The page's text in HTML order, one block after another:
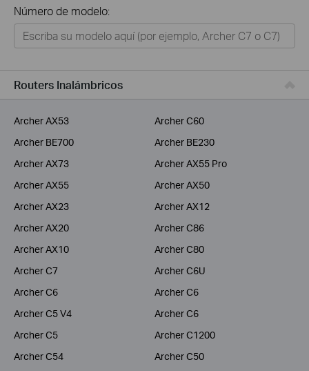
Hogar
Tapo
Negocios
ISPs
Número de modelo:
Routers Inalámbricos
Archer AX53
Archer C60
Archer BE700
Archer BE230
Archer AX73
Archer AX55 Pro
Archer AX55
Archer AX50
Archer AX23
Archer AX12
Archer AX20
Archer C86
Archer AX10
Archer C80
Archer C7
Archer C6U
Archer C6
Archer C6
Archer C5 V4
Archer C6
Archer C5
Archer C1200
Archer C54
Archer C50